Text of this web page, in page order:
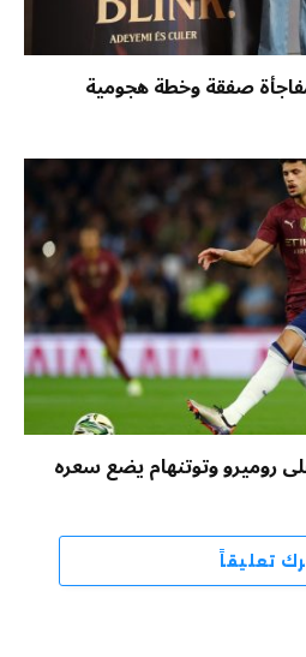
صفقة وخطة هجومية
روميرو وتوتنهام يضع سعره
تعليقاً